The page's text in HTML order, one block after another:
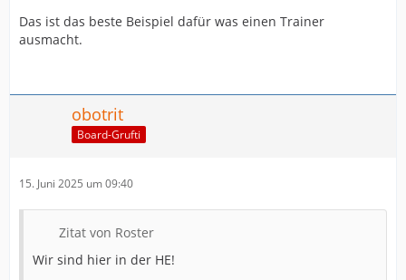
Das ist das beste Beispiel dafür was einen Trainer
ausmacht.
obotrit
Board-Grufti
15. Juni 2025 um 09:40
Zitat von Roster
Wir sind hier in der HE!